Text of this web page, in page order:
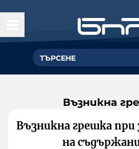
Възникна
Възникна грешка
на